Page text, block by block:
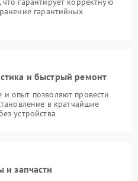
гарантийных
и быстрый ремонт
опыт позволяют провести
в кратчайшие
устройства
и запчасти